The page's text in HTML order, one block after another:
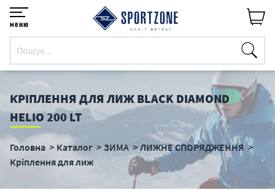
меню
КРІПЛЕННЯ ДЛЯ ЛИЖ BLACK DIAMOND
HELIO 200 LT
Головна Каталог ЗИМА
ЛИЖНЕ СПОРЯДЖЕННЯ
Кріплення для лиж